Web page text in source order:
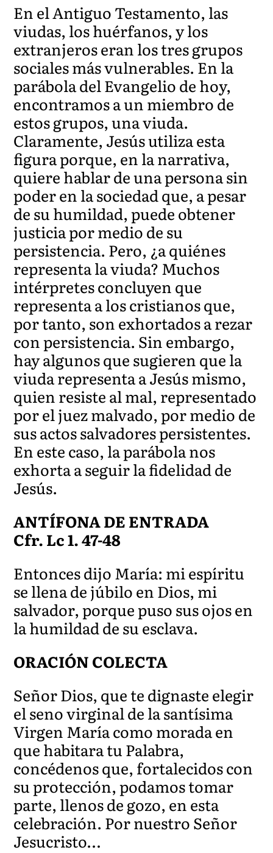
En el Antiguo Testamento, las
viudas, los huérfanos, y los
extranjeros eran los tres grupos
sociales más vulnerables. En la
parábola del Evangelio de hoy,
encontramos a un miembro de
estos grupos, una viuda.
Claramente, Jesús utiliza esta
figura porque, en la narrativa,
quiere hablar de una persona sin
poder en la sociedad que, a pesar
de su humildad, puede obtener
justicia por medio de su
persistencia. Pero, ¿a quiénes
representa la viuda? Muchos
intérpretes concluyen que
representa a los cristianos que,
por tanto, son exhortados a rezar
con persistencia. Sin embargo,
hay algunos que sugieren que la
viuda representa a Jesús mismo,
quien resiste al mal, representado
por el juez malvado, por medio de
sus actos salvadores persistentes.
En este caso, la parábola nos
exhorta a seguir la fidelidad de
Jesús.
ANTÍFONA DE ENTRADA
Cfr. Lc 1. 47-48
Entonces dijo María: mi espíritu
se llena de júbilo en Dios, mi
salvador, porque puso sus ojos en
la humildad de su esclava.
ORACIÓN COLECTA
Señor Dios, que te dignaste elegir
el seno virginal de la santísima
Virgen María como morada en
que habitara tu Palabra,
concédenos que, fortalecidos con
su protección, podamos tomar
parte, llenos de gozo, en esta
celebración. Por nuestro Señor
Jesucristo…